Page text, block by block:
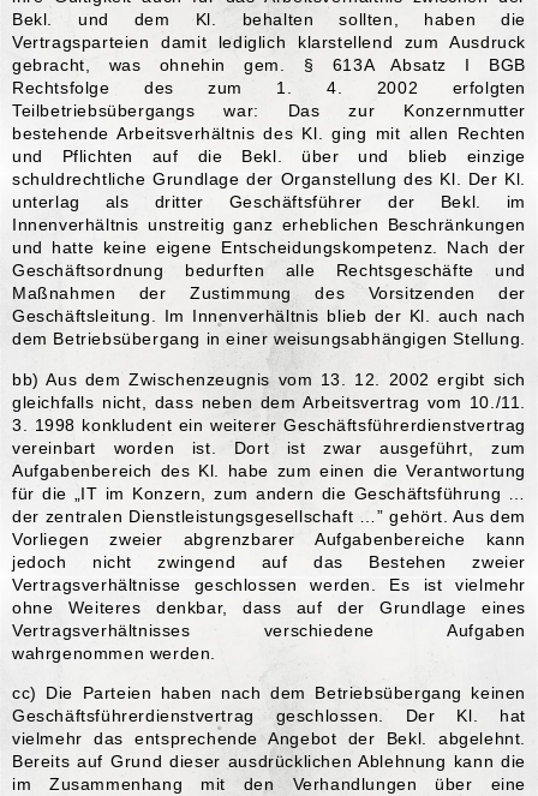
Bekl. und dem Kl. behalten sollten, haben die
Vertragsparteien damit lediglich klarstellend zum Ausdruck
gebracht, was ohnehin gem. § 613A Absatz I BGB
Rechtsfolge des zum 1. 4. 2002 erfolgten
Teilbetriebsübergangs war: Das zur Konzernmutter
bestehende Arbeitsverhältnis des Kl. ging mit allen Rechten
und Pflichten auf die Bekl. über und blieb einzige
schuldrechtliche Grundlage der Organstellung des Kl. Der Kl.
unterlag als dritter Geschäftsführer der Bekl. im
Innenverhältnis unstreitig ganz erheblichen Beschränkungen
und hatte keine eigene Entscheidungskompetenz. Nach der
Geschäftsordnung bedurften alle Rechtsgeschäfte und
Maßnahmen der Zustimmung des Vorsitzenden der
Geschäftsleitung. Im Innenverhältnis blieb der Kl. auch nach
dem Betriebsübergang in einer weisungsabhängigen Stellung.
bb) Aus dem Zwischenzeugnis vom 13. 12. 2002 ergibt sich
gleichfalls nicht, dass neben dem Arbeitsvertrag vom 10./11.
3. 1998 konkludent ein weiterer Geschäftsführerdienstvertrag
vereinbart worden ist. Dort ist zwar ausgeführt, zum
Aufgabenbereich des Kl. habe zum einen die Verantwortung
für die „IT im Konzern, zum andern die Geschäftsführung …
der zentralen Dienstleistungsgesellschaft …” gehört. Aus dem
Vorliegen zweier abgrenzbarer Aufgabenbereiche kann
jedoch nicht zwingend auf das Bestehen zweier
Vertragsverhältnisse geschlossen werden. Es ist vielmehr
ohne Weiteres denkbar, dass auf der Grundlage eines
Vertragsverhältnisses verschiedene Aufgaben
wahrgenommen werden.
cc) Die Parteien haben nach dem Betriebsübergang keinen
Geschäftsführerdienstvertrag geschlossen. Der Kl. hat
vielmehr das entsprechende Angebot der Bekl. abgelehnt.
Bereits auf Grund dieser ausdrücklichen Ablehnung kann die
im Zusammenhang mit den Verhandlungen über eine